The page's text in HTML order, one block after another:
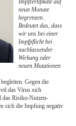
Impfzertifikate auf
neun Monate
begrenzen.
Bedeutet das, dass
wir uns bei einer
Impfpflicht bei
nachlassender
Wirkung oder
neuen Mutationen
Gegen die
das Virus sich
das Risiko-Nutzen-
sich die Impfung negativ